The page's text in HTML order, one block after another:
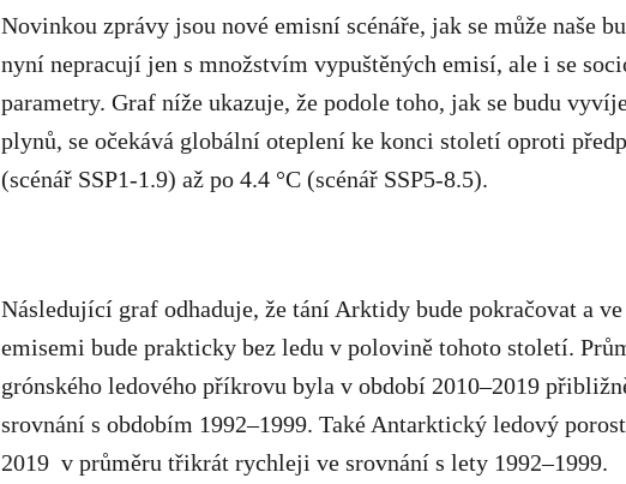
Novinkou zprávy jsou nové emisní scénáře, jak se může naše
nyní nepracují jen s množstvím vypuštěných emisí, ale i se
parametry. Graf níže ukazuje, že podole toho, jak se budu
plynů, se očekává globální oteplení ke konci století oproti
(scénář SSP1-1.9) až po 4.4 °C (scénář SSP5-8.5).
Následující graf odhaduje, že tání Arktidy bude pokračovat a
emisemi bude prakticky bez ledu v polovině tohoto století.
grónského ledového příkrovu byla v období 2010–2019
srovnání s obdobím 1992–1999. Také Antarktický ledový
2019 v průměru třikrát rychleji ve srovnání s lety 1992–1999.